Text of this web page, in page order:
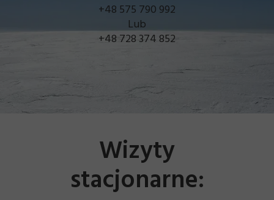
+48 575 790 992
Lub
+48 728 374 852
Wizyty
stacjonarne: